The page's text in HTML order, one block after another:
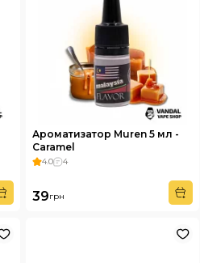
Ароматизатор Muren 5 мл -
Caramel
4.0 4
39грн